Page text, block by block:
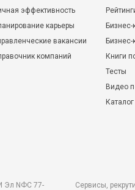
эффективность
карьеры
вакансии
компаний
Бизнес-
Книги
Тесты
Видео
Эл NФС 77-
Сервисы,